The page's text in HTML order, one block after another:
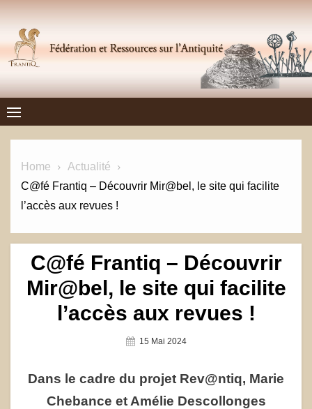
content
Frantiq
FÉDÉRATION ET RESSOURCES SUR L'ANTIQUITÉ
Home
Actualité
C@fé Frantiq – Découvrir Mir@bel, le site qui facilite
l’accès aux revues !
C@fé Frantiq – Découvrir
Mir@bel, le site qui facilite
l’accès aux revues !
Posted
15 Mai 2024
Dans le cadre du projet Rev@ntiq, Marie
Chebance et Amélie Descollonges